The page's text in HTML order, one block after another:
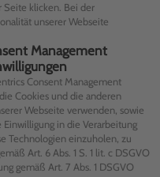
Seite klicken. Bei der
unserer Webseite
Management
Consent Management
Cookies und die anderen
Webseite verwenden, sowie
in die Verarbeitung
Technologien einzuholen, zu
Art. 6 Abs. 1 S. 1 lit. c DSGVO
gemäß Art. 7 Abs. 1 DSGVO